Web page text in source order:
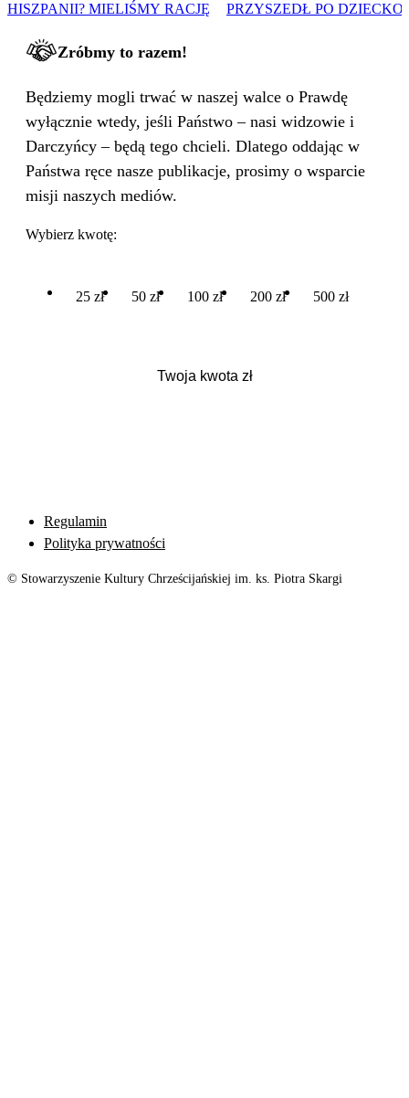
HISZPANII? MIELIŚMY RACJĘ
PRZYSZEDŁ PO DZIECKO
Zróbmy to razem!
Będziemy mogli trwać w naszej walce o Prawdę
wyłącznie wtedy, jeśli Państwo – nasi widzowie i
Darczyńcy – będą tego chcieli. Dlatego oddając w
Państwa ręce nasze publikacje, prosimy o wsparcie
misji naszych mediów.
Wybierz kwotę:
25 zł 50 zł 100 zł 200 zł 500 zł
Regulamin
Polityka prywatności
© Stowarzyszenie Kultury Chrześcijańskiej im. ks. Piotra Skargi